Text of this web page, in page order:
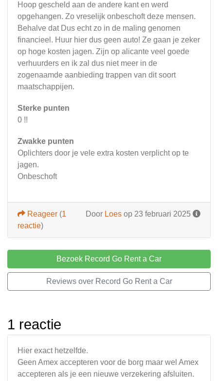
Hoop gescheld aan de andere kant en werd
opgehangen. Zo vreselijk onbeschoft deze mensen.
Behalve dat Dus echt zo in de maling genomen
financieel. Huur hier dus geen auto! Ze gaan je zeker
op hoge kosten jagen. Zijn op alicante veel goede
verhuurders en ik zal dus niet meer in de
zogenaamde aanbieding trappen van dit soort
maatschappijen.
Sterke punten
0 !!
Zwakke punten
Oplichters door je vele extra kosten verplicht op te
jagen.
Onbeschoft
Door Loes op 23 februari 2025
Reageer (1
reactie)
Bezoek Record Go Rent a Car
Reviews over Record Go Rent a Car
1 reactie
Hier exact hetzelfde.
Geen Amex accepteren voor de borg maar wel Amex
accepteren als je een nieuwe verzekering afsluiten.